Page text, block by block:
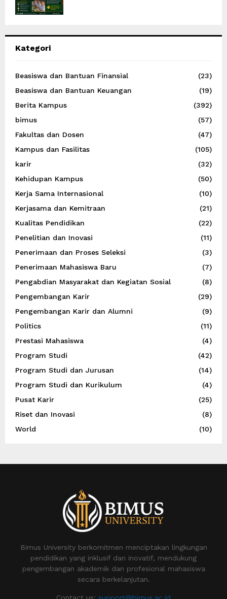
Kategori
Beasiswa dan Bantuan Finansial
(23)
Beasiswa dan Bantuan Keuangan
(19)
Berita Kampus
(392)
bimus
(57)
Fakultas dan Dosen
(47)
Kampus dan Fasilitas
(105)
karir
(32)
Kehidupan Kampus
(50)
Kerja Sama Internasional
(10)
Kerjasama dan Kemitraan
(21)
Kualitas Pendidikan
(22)
Penelitian dan Inovasi
(11)
Penerimaan dan Proses Seleksi
(3)
Penerimaan Mahasiswa Baru
(7)
Pengabdian Masyarakat dan Kegiatan Sosial
(8)
Pengembangan Karir
(29)
Pengembangan Karir dan Alumni
(9)
Politics
(11)
Prestasi Mahasiswa
(4)
Program Studi
(42)
Program Studi dan Jurusan
(14)
Program Studi dan Kurikulum
(4)
Pusat Karir
(25)
Riset dan Inovasi
(8)
World
(10)
Bimus University berkomitmen menciptakan lingkungan
pendidikan yang inklusif dan inovatif, mendukung
pengembangan akademik dan profesional mahasiswa
secara berkelanjutan.